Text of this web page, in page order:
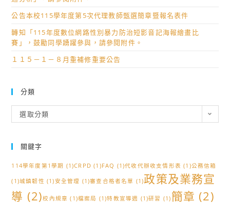
公告本校115學年度第5次代理教師甄選簡章暨報名表件
轉知「115年度數位網路性別暴力防治短影音記海報繪畫比
賽」，鼓勵同學踴躍參與，請參閱附件。
１１５－１－８月重補修重要公告
分類
類
選取分類
關鍵字
114學年度第1學期 (1)CRPD (1)FAQ (1)代收代辦收支情形表 (1)公務信箱
(1)城鎮韌性 (1)安全管理 (1)審查合格者名單 (1)政策及業務宣
導 (2)校內規章 (1)檔案局 (1)特教宣導週 (1)研習 (1) 簡章 (2)